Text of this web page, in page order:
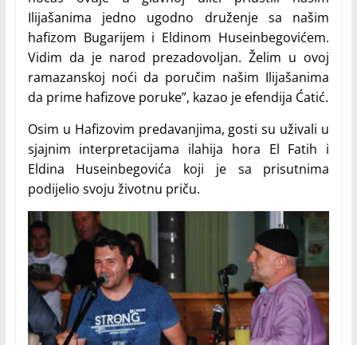
Ilijašanima jedno ugodno druženje sa našim
hafizom Bugarijem i Eldinom Huseinbegovićem.
Vidim da je narod prezadovoljan. Želim u ovoj
ramazanskoj noći da poručim našim Ilijašanima
da prime hafizove poruke”, kazao je efendija Ćatić.
Osim u Hafizovim predavanjima, gosti su uživali u
sjajnim interpretacijama ilahija hora El Fatih i
Eldina Huseinbegovića koji je sa prisutnima
podijelio svoju životnu priču.